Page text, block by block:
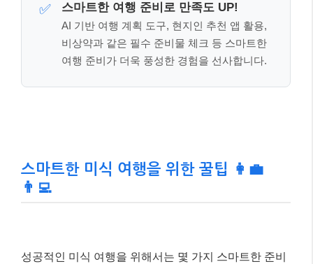
✅ 스마트한 여행 준비로 만족도 UP!
AI 기반 여행 계획 도구, 현지인 추천 앱 활용,
비상약과 같은 필수 준비물 체크 등 스마트한
여행 준비가 더욱 풍성한 경험을 선사합니다.
스마트한 미식 여행을 위한 꿀팁 👩‍💼
👨‍💻
성공적인 미식 여행을 위해서는 몇 가지 스마트한 준비